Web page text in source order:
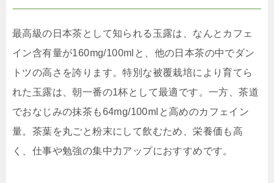
最高級の日本茶として知られる玉露は、なんとカフェ
イン含有量が160mg/100mlと、他の日本茶の中でダン
トツの高さを誇ります。特別な被覆栽培により育てら
れた玉露は、朝一番の1杯として最適です。一方、茶道
でおなじみの抹茶も64mg/100mlと高めのカフェイン
量。茶葉を丸ごと粉末にして飲むため、栄養価も高
く、仕事や勉強の集中力アップにおすすめです。